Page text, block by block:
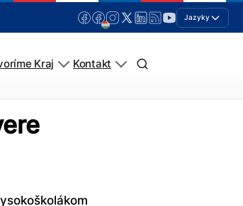
Jazyky
Kraj Kontakt